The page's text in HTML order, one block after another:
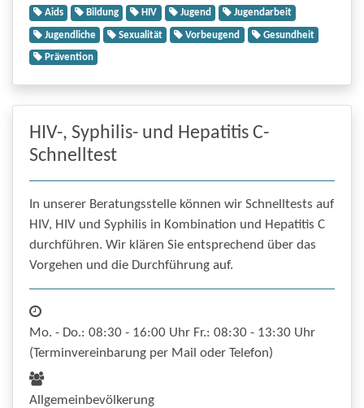
Aids Bildung HIV Jugend Jugendarbeit
Jugendliche Sexualität Vorbeugend Gesundheit
Prävention
HIV-, Syphilis- und Hepatitis C-
Schnelltest
In unserer Beratungsstelle können wir Schnelltests auf
HIV, HIV und Syphilis in Kombination und Hepatitis C
durchführen. Wir klären Sie entsprechend über das
Vorgehen und die Durchführung auf.
Mo. - Do.: 08:30 - 16:00 Uhr Fr.: 08:30 - 13:30 Uhr
(Terminvereinbarung per Mail oder Telefon)
Allgemeinbevölkerung